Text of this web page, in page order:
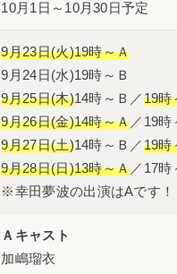
10月1日～10月30日予定
9月23日(火)19時～Ａ
9月24日(水)19時～Ｂ
9月25日(木)14時～Ｂ／19時
9月26日(金)14時～Ａ／19時
9月27日(土)14時～Ｂ／19時
9月28日(日)13時～Ａ／17時
※幸田夢波の出演はAです！
Ａキャスト
加嶋瑠衣